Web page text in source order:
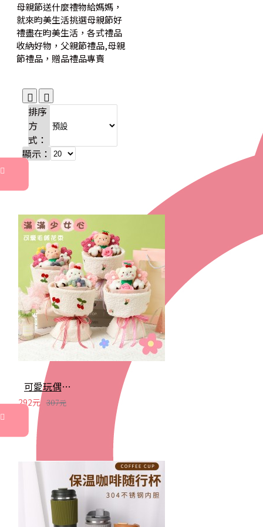
母親節送什麼禮物給媽媽，
就來昀美生活挑選母親節好
禮盡在昀美生活，各式禮品
收納好物，父親節禮品,母親
節禮品，贈品禮品專賣
排序
方
式：
顯示：
可愛玩偶創意花束 玫瑰花 賀卡 七夕 情人節 花束 畢業季 母親節 婚禮
292元 307元